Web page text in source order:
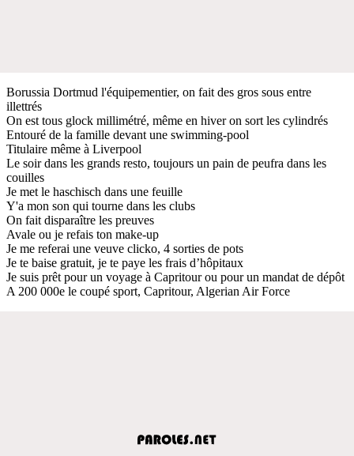
Borussia Dortmud l'équipementier, on fait des gros sous entre
illettrés
On est tous glock millimétré, même en hiver on sort les cylindrés
Entouré de la famille devant une swimming-pool
Titulaire même à Liverpool
Le soir dans les grands resto, toujours un pain de peufra dans les
couilles
Je met le haschisch dans une feuille
Y'a mon son qui tourne dans les clubs
On fait disparaître les preuves
Avale ou je refais ton make-up
Je me referai une veuve clicko, 4 sorties de pots
Je te baise gratuit, je te paye les frais d’hôpitaux
Je suis prêt pour un voyage à Capritour ou pour un mandat de dépôt
A 200 000e le coupé sport, Capritour, Algerian Air Force